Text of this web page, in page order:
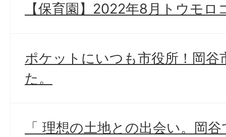
【保育園】2022年8月トウモロ
ポケットにいつも市役所！岡谷
た。
「 理想の土地との出会い。岡